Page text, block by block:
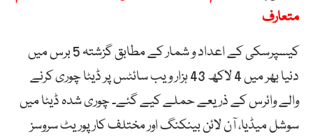
متعارف
کیسپرسکی کے اعداد و شمار کے مطابق گزشتہ 5 برس میں
دنیا بھر میں 4 لاکھ 43 ہزار ویب سائٹس پر ڈیٹا چوری کرنے
والے وائرس کے ذریعے حملے کیے گئے۔ چوری شدہ ڈیٹا میں
سوشل میڈیا، آن لائن بینکنگ اور مختلف کارپوریٹ سروسز